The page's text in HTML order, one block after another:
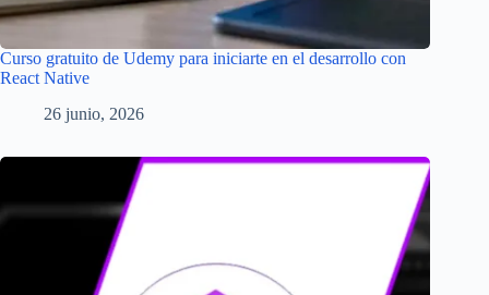
Curso gratuito de Udemy para iniciarte en el desarrollo con
React Native
26 junio, 2026